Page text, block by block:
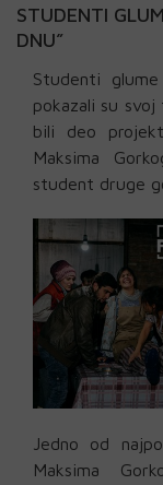
STUDENTI
DNU”
Studenti
pokazali su
bili deo
Maksima
student druge
Jedno od
Maksima